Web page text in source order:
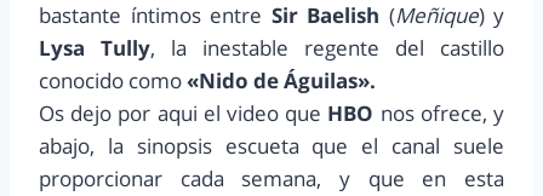
bastante íntimos entre Sir Baelish (Meñique) y
Lysa Tully, la inestable regente del castillo
conocido como«Nido de Águilas».
Os dejo por aqui el video que HBO nos ofrece, y
abajo, la sinopsis escueta que el canal suele
proporcionar cada semana, y que en esta